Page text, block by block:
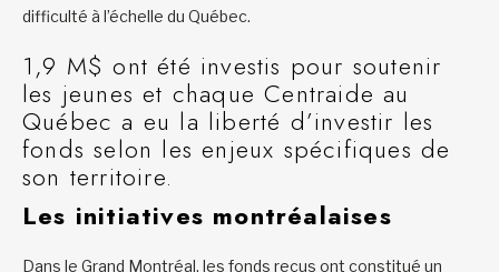
difficulté à l’échelle du Québec.
1,9 M$ ont été investis pour soutenir
les jeunes et chaque Centraide au
Québec a eu la liberté d’investir les
fonds selon les enjeux spécifiques de
son territoire.
Les initiatives montréalaises
Dans le Grand Montréal, les fonds reçus ont constitué un